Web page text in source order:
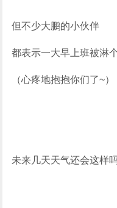
但不少大鹏的小伙伴
都表示一大早上班被淋
（心疼地抱抱你们了~）
未来几天天气还会这样